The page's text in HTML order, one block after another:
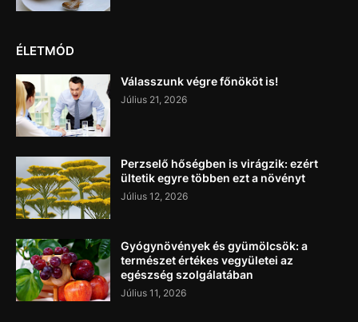
ÉLETMÓD
Válasszunk végre főnököt is!
Július 21, 2026
Perzselő hőségben is virágzik: ezért
ültetik egyre többen ezt a növényt
Július 12, 2026
Gyógynövények és gyümölcsök: a
természet értékes vegyületei az
egészség szolgálatában
Július 11, 2026